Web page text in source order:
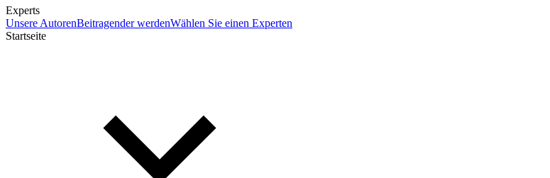
Experts
Unsere AutorenBeitragender werdenWählen Sie einen Experten
Startseite